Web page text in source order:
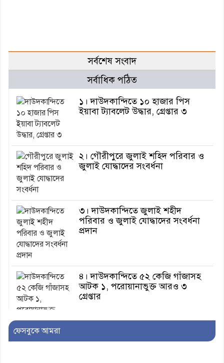
সর্বশেষ সংবাদ
সর্বাধিক পঠিত
১। দাউদকান্দিতে ১০ হাজার পিস
ইয়াবা ট্যাবলেট উদ্ধার, গ্রেপ্তার ৩
২। গৌরীপুরে জুলাই শহিদ পরিবার ও
জুলাই যোদ্ধাদের সংবর্ধনা
৩। দাউদকান্দিতে জুলাই শহীদ
পরিবার ও জুলাই যোদ্ধাদের সংবর্ধনা
প্রদান
৪। দাউদকান্দিতে ৫২ কেজি গাঁজাসহ
আটক ১, পরোয়ানাভুক্ত আরও ৩
গ্রেপ্তার
৫। মেঘনা উপজেলা বিএনপির নতুন
ফেসবুকে আমরা